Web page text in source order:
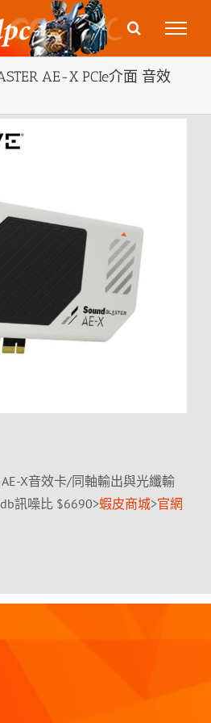
AE-X PCIe介面 音效
AE-X音效卡/同軸輸出與光纖輸
訊噪比 $6690>蝦皮商城>官網